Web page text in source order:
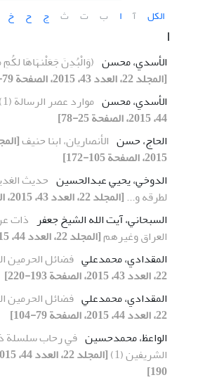
الكل آ ا ب ت ث ج ح خ
ا
الأسدي، محسن (وَالْبُدِنَ جَعَلْنهَاهَا
[المجلد 22، العدد 43، 2015، الصفحة 79-152]
الأسدي، محسن موارد عصر الرسالة (1)
44، 2015، الصفحة 25-78]
الحاج، حسن الأنصاريان، ابنا حنيف
2015، الصفحة 105-172]
الدوخي، يحيي عبدالحسین حديث
لطرقه و...[المجلد 22، العدد 43، 2015، الصفحة 153-193]
السبحاني، آيت الله الشيخ جعفر ذات
العراق وغيرهم[المجلد 22، العدد 44، 2015، الصفحة 7-24]
المقدادي، محمدعلي فضائل الحرمين
22، العدد 43، 2015، الصفحة 193-220]
المقدادي، محمدعلي فضائل الحرمين
22، العدد 44، 2015، الصفحة 79-104]
الواعظ، محمدحسين في رحاب سلسلة
الشريفين (1)
190]